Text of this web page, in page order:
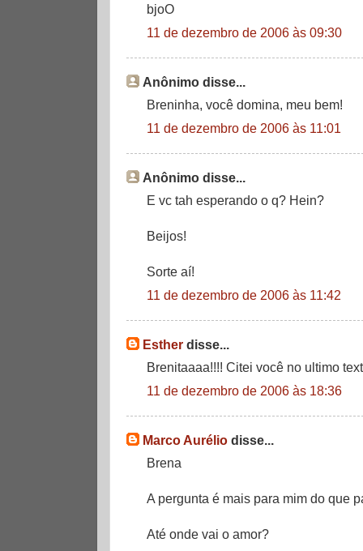
bjoO
11 de dezembro de 2006 às 09:30
Anônimo disse...
Breninha, você domina, meu bem!
11 de dezembro de 2006 às 11:01
Anônimo disse...
E vc tah esperando o q? Hein?
Beijos!
Sorte aí!
11 de dezembro de 2006 às 11:42
Esther disse...
Brenitaaaa!!!! Citei você no ultimo
11 de dezembro de 2006 às 18:36
Marco Aurélio disse...
Brena
A pergunta é mais para mim do que
Até onde vai o amor?